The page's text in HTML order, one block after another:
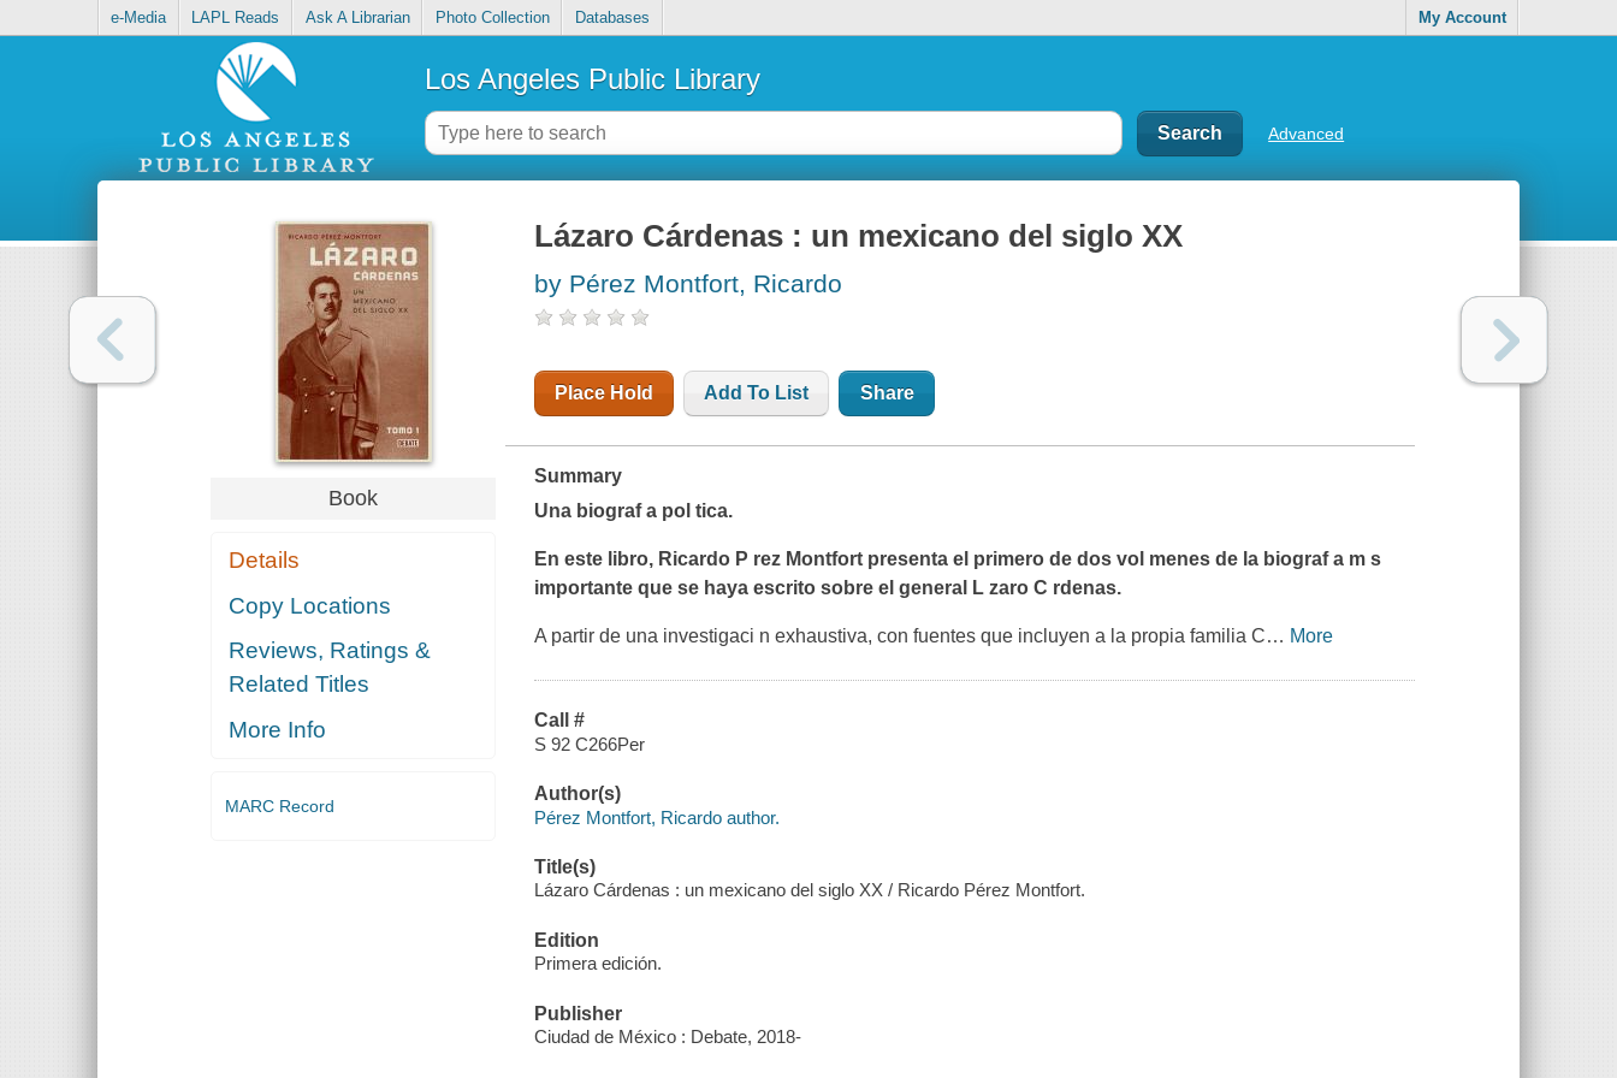
e-Media LAPL Reads Ask A Librarian Photo Collection Databases My Account
Los Angeles Public Library
Advanced
Book
Details
Copy Locations
Reviews, Ratings &
Related Titles
More Info
MARC Record
Lázaro Cárdenas : un mexicano del siglo XX
by Pérez Montfort, Ricardo
Place Hold Add To List Share
Summary
Una biograf a pol tica.
En este libro, Ricardo P rez Montfort presenta el primero de dos vol menes de la biograf a m s
importante que se haya escrito sobre el general L zaro C rdenas.
A partir de una investigaci n exhaustiva, con fuentes que incluyen a la propia familia C… More
Call #
S 92 C266Per
Author(s)
Pérez Montfort, Ricardo author.
Title(s)
Lázaro Cárdenas : un mexicano del siglo XX / Ricardo Pérez Montfort.
Edition
Primera edición.
Publisher
Ciudad de México : Debate, 2018-